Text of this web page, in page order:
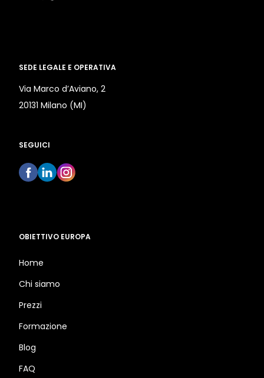
SEDE LEGALE E OPERATIVA
Via Marco d’Aviano, 2
20131 Milano (MI)
SEGUICI
OBIETTIVO EUROPA
Home
Chi siamo
Prezzi
Formazione
Blog
FAQ